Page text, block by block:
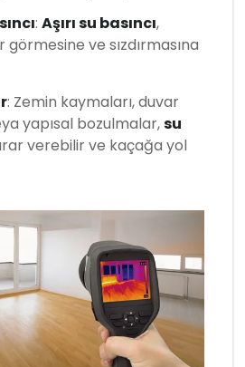
: Aşırı su basıncı,
ve sızdırmasına
: Zemin kaymaları, duvar
yapısal bozulmalar,su
verebilir ve kaçağa yol